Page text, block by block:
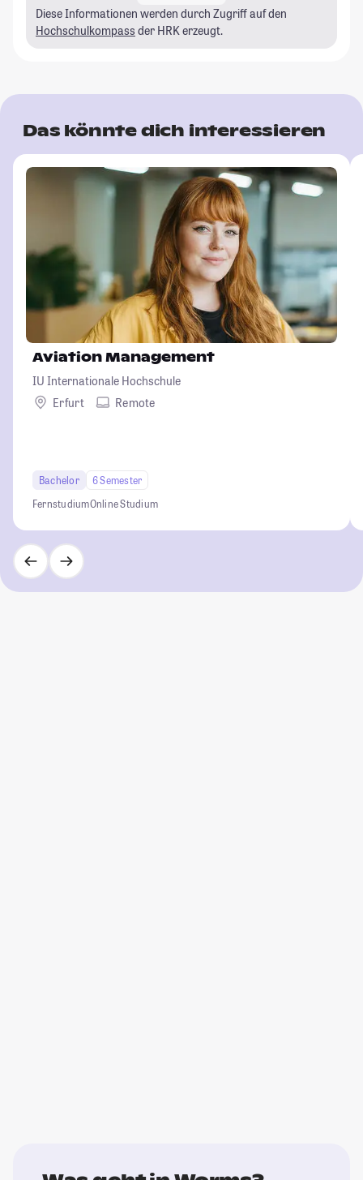
Diese Informationen werden durch Zugriff auf den
Hochschulkompass der HRK erzeugt.
Das könnte dich interessieren
Aviation Management
IU Internationale Hochschule
Erfurt
Remote
Bachelor
6 Semester
FernstudiumOnline Studium